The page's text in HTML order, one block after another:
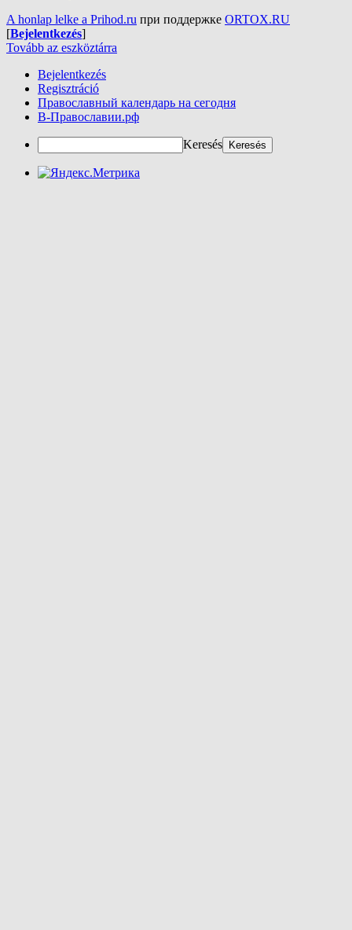
A honlap lelke a Prihod.ru при поддержке ORTOX.RU
[Bejelentkezés]
Tovább az eszköztárra
Bejelentkezés
Regisztráció
Православный календарь на сегодня
В-Православии.рф
Keresés